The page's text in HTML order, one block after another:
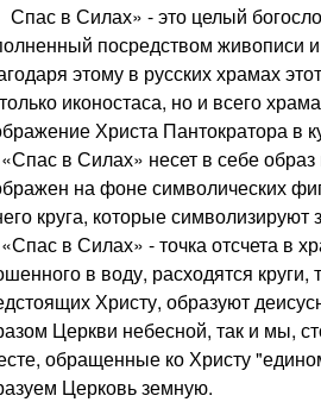
в Силах» - это целый
посредством живописи
этому в русских храмах
иконостаса, но и всего
Христа Пантократора в
в Силах» несет в себе образ
на фоне символических
круга, которые символизируют
в Силах» - точка отсчета в
в воду, расходятся круги,
Христу, образуют
Церкви небесной, так и мы,
обращенные ко Христу
Церковь земную.